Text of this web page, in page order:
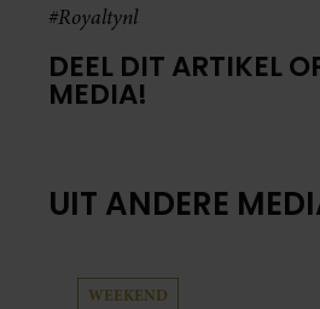
#Royaltynl
DEEL DIT ARTIKEL
MEDIA!
UIT ANDERE
WEEKEND